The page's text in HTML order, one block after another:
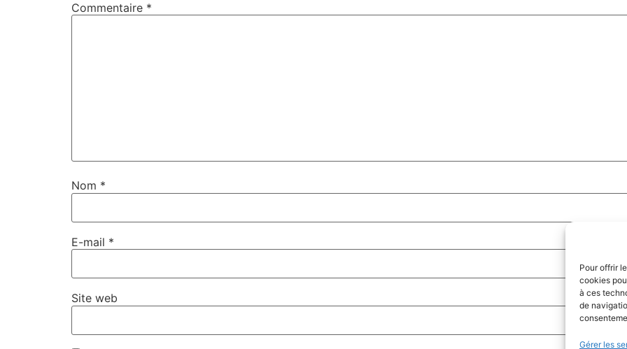
Pour offrir
cookies
à ces
de
Gérer les
Commentaire *
Nom *
E-mail *
Site web